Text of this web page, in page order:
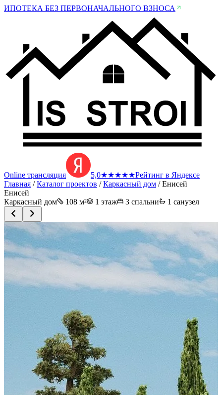
ИПОТЕКА БЕЗ ПЕРВОНАЧАЛЬНОГО ВЗНОСА
Online трансляция 5,0★★★★★Рейтинг в Яндексе
Главная /Каталог проектов /Каркасный дом /Енисей
Енисей
Каркасный дом
108 м² 1 этаж 3 спальни 1 санузел